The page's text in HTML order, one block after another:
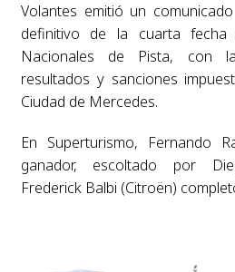
Volantes emitió un
definitivo de la cuarta fecha
Nacionales de Pista, con
resultados y sanciones
Ciudad de Mercedes.
En Superturismo, Fernando
ganador, escoltado por
Frederick Balbi (Citroën)